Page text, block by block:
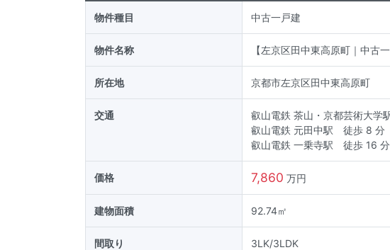
物件種目
中古一戸建
物件名称 【左京区田中東高原町｜中古
所在地 京都市左京区田中東高原町
交通 叡山電鉄 茶山・京都芸術大学
叡山電鉄 元田中駅 徒歩 8 分
叡山電鉄 一乗寺駅 徒歩 16 分
価格 7,860 万円
建物面積 92.74㎡
間取り 3LK/3LDK